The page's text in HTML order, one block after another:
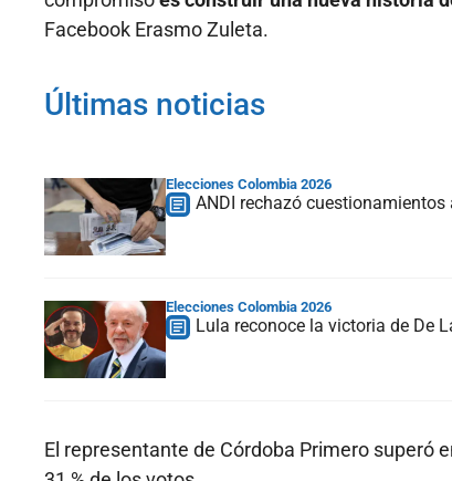
Facebook Erasmo Zuleta.
Últimas noticias
Elecciones Colombia 2026
ANDI rechazó
Elecciones Colombia 2026
Lula reconoce la victoria de De
El representante de Córdoba Primero superó